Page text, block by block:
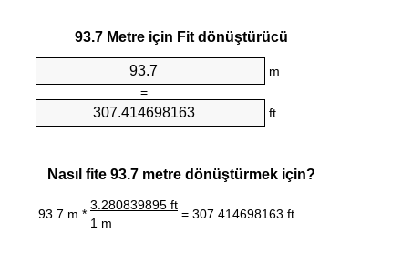
93.7 Metre için Fit dönüştürücü
m
=
ft
Nasıl fite 93.7 metre dönüştürmek için?
93.7 m *
3.280839895 ft
= 307.414698163 ft
1 m